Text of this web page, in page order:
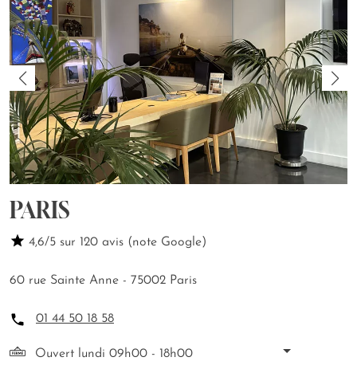
PARIS
4,6/5 sur 120 avis (note Google)
60 rue Sainte Anne - 75002 Paris
01 44 50 18 58
Ouvert lundi 09h00 - 18h00